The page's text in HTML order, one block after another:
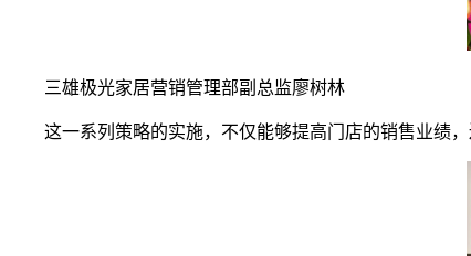
三雄极光家居营销管理部副总监廖树林
这一系列策略的实施，不仅能够提高门店的销售业绩，